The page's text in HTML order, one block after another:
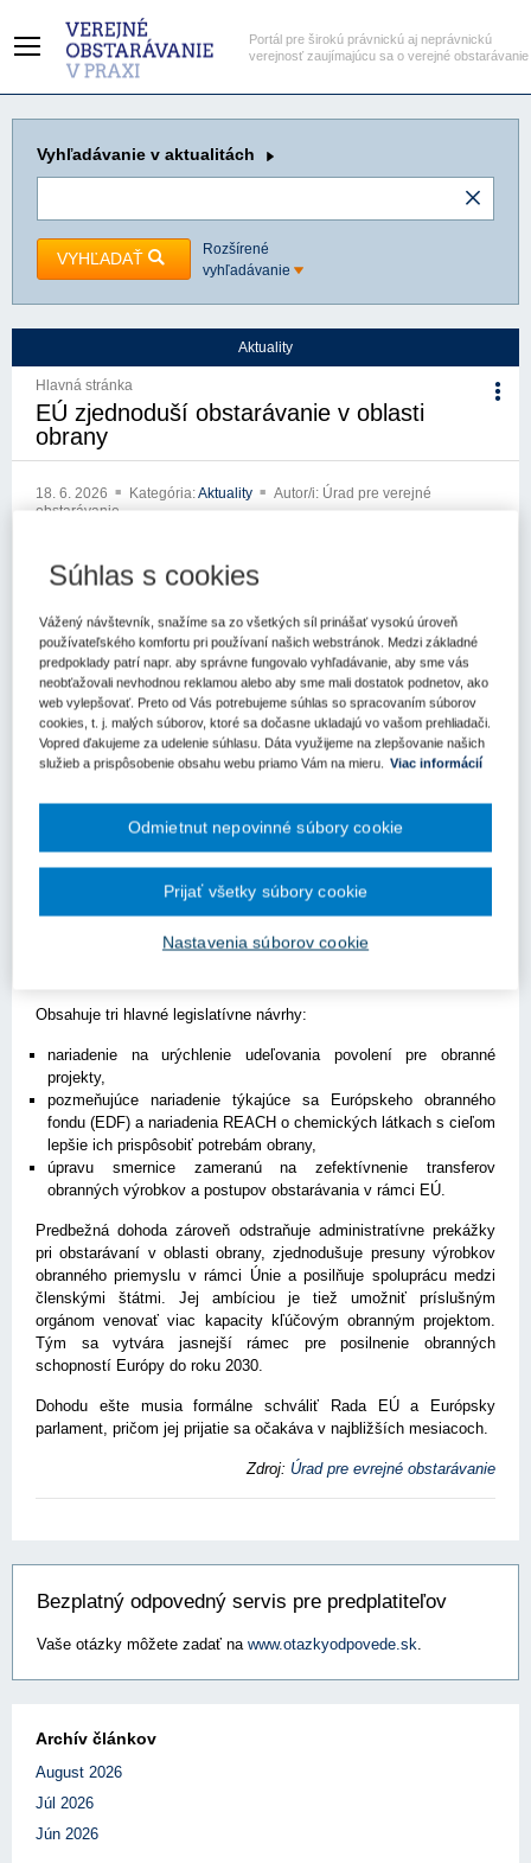
Portál pre širokú právnickú aj neprávnickú
verejnosť zaujímajúcu sa o verejné obstarávanie
Vyhľadávanie v aktualitách
VYHĽADAŤ
Rozšírené
vyhľadávanie
Aktuality
Hlavná stránka
EÚ zjednoduší obstarávanie v oblasti
obrany
18. 6. 2026 Kategória:Aktuality
Autor/i: Úrad pre verejné
obstarávanie
Kľúčové slová
Register kľúčových slov
Vyjednávači Európskeho parlamentu a predsedníctvo Rady EÚ
dosiahli tento mesiac dohodu zameranú na zjednodušenie
postupov obstarávania v oblasti bezpečnosti a obrany. Jej
cieľom je zároveň podporiť investície do obrany a posilniť
Dohoda vychádza z minuloročného návrhu Európskej komisie
, ktorý nadväzuje na
Bielu knihu o európskej
obrannej pripravenosti do roku 2030
umožnenie členským štátom aj priemyslu pružne reagovať na
Obsahuje tri hlavné legislatívne návrhy:
nariadenie na urýchlenie udeľovania povolení pre obranné
projekty,
pozmeňujúce nariadenie týkajúce sa Európskeho obranného
fondu (EDF) a nariadenia REACH o chemických látkach s cieľom
lepšie ich prispôsobiť potrebám obrany,
úpravu smernice zameranú na zefektívnenie transferov
obranných výrobkov a postupov obstarávania v rámci EÚ.
Predbežná dohoda zároveň odstraňuje administratívne prekážky
pri obstarávaní v oblasti obrany, zjednodušuje presuny výrobkov
obranného priemyslu v rámci Únie a posilňuje spoluprácu medzi
členskými štátmi. Jej ambíciou je tiež umožniť príslušným
orgánom venovať viac kapacity kľúčovým obranným projektom.
Tým sa vytvára jasnejší rámec pre posilnenie obranných
schopností Európy do roku 2030.
Dohodu ešte musia formálne schváliť Rada EÚ a Európsky
parlament, pričom jej prijatie sa očakáva v najbližších mesiacoch.
Zdroj: Úrad pre evrejné obstarávanie
Bezplatný odpovedný servis pre predplatiteľov
Vaše otázky môžete zadať na www.otazkyodpovede.sk
Archív článkov
August 2026
Júl 2026
Jún 2026
Súhlas s cookies
Vážený návštevník, snažíme sa zo všetkých síl prinášať vysokú úroveň
používateľského komfortu pri používaní našich webstránok. Medzi základné
predpoklady patrí napr. aby správne fungovalo vyhľadávanie, aby sme vás
neobťažovali nevhodnou reklamou alebo aby sme mali dostatok podnetov, ako
web vylepšovať. Preto od Vás potrebujeme súhlas so spracovaním súborov
cookies, t. j. malých súborov, ktoré sa dočasne ukladajú vo vašom prehliadači.
Vopred ďakujeme za udelenie súhlasu. Dáta využijeme na zlepšovanie našich
služieb a prispôsobenie obsahu webu priamo Vám na mieru.
Viac informácií
Nastavenia súborov cookie
Odmietnut nepovinné súbory cookie
Prijať všetky súbory cookie